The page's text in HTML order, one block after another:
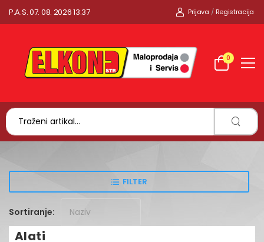
P.A.S. 07. 08. 2026 13:37 Prijava / Registracija
0
FILTER
Sortiranje:
Alati